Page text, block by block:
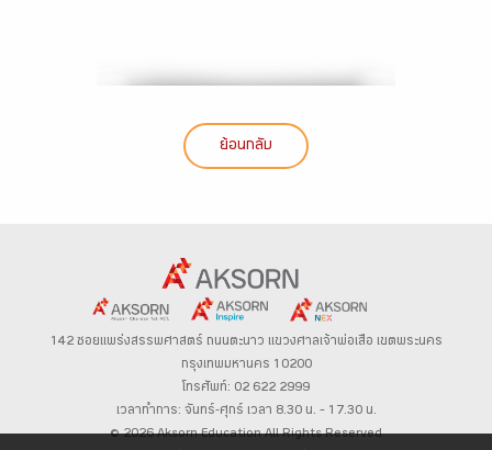
ย้อนกลับ
142 ซอยแพร่งสรรพศาสตร์ ถนนตะนาว แขวงศาลเจ้าพ่อเสือ เขตพระนคร
กรุงเทพมหานคร 10200
โทรศัพท์: 02 622 2999
เวลาทำการ: จันทร์-ศุกร์ เวลา 8.30 น. – 17.30 น.
© 2026 Aksorn Education All Rights Reserved